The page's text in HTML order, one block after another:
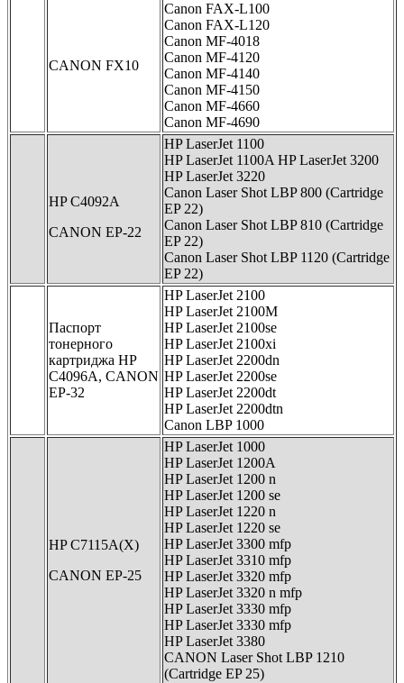
CANON FX10
Canon FAX-L100
Canon FAX-L120
Canon MF-4018
Canon MF-4120
Canon MF-4140
Canon MF-4150
Canon MF-4660
Canon MF-4690
HP C4092A
CANON EP-22
HP LaserJet 1100
HP LaserJet 1100A HP LaserJet 3200
HP LaserJet 3220
Canon Laser Shot LBP 800 (Cartridge
EP 22)
Canon Laser Shot LBP 810 (Cartridge
EP 22)
Canon Laser Shot LBP 1120 (Cartridge
EP 22)
Паспорт
тонерного
картриджа HP
C4096A, CANON
EP-32
HP LaserJet 2100
HP LaserJet 2100M
HP LaserJet 2100se
HP LaserJet 2100xi
HP LaserJet 2200dn
HP LaserJet 2200se
HP LaserJet 2200dt
HP LaserJet 2200dtn
Canon LBP 1000
HP C7115A(X)
CANON EP-25
HP LaserJet 1000
HP LaserJet 1200A
HP LaserJet 1200 n
HP LaserJet 1200 se
HP LaserJet 1220 n
HP LaserJet 1220 se
HP LaserJet 3300 mfp
HP LaserJet 3310 mfp
HP LaserJet 3320 mfp
HP LaserJet 3320 n mfp
HP LaserJet 3330 mfp
HP LaserJet 3330 mfp
HP LaserJet 3380
CANON Laser Shot LBP 1210
(Cartridge EP 25)